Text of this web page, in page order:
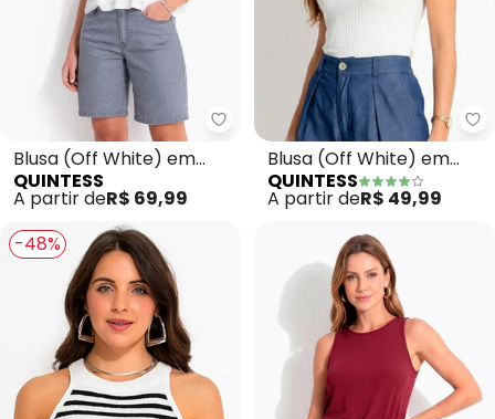
Quintess - Blusa (Off White)
Blusa (Off White) em
Malha de Viscose
QUINTESS
A partir deR$ 69,99
Blusa (Off White) em
Malha Canelada
QUINTESS
A partir deR$ 49,99
-48%